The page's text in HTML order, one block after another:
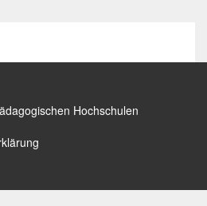
Hochschulen